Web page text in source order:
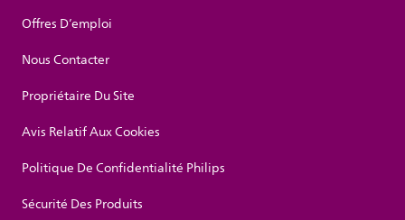
Offres D’emploi
Nous Contacter
Propriétaire Du Site
Avis Relatif Aux Cookies
Politique De Confidentialité Philips
Sécurité Des Produits